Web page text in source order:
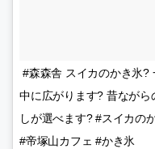
#森森舎 スイカのかき氷?
中に広がります? 昔なが
しが選べます? #スイカの
#帝塚山カフェ #かき氷